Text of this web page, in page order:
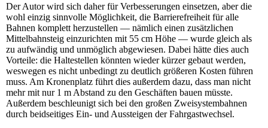
Der Autor wird sich daher für Verbesserungen einsetzen, aber die
wohl einzig sinnvolle Möglichkeit, die Barrierefreiheit für alle
Bahnen komplett herzustellen — nämlich einen zusätzlichen
Mittelbahnsteig einzurichten mit 55 cm Höhe — wurde gleich als
zu aufwändig und unmöglich abgewiesen. Dabei hätte dies auch
Vorteile: die Haltestellen könnten wieder kürzer gebaut werden,
weswegen es nicht unbedingt zu deutlich größeren Kosten führen
muss. Am Kronenplatz führt dies außerdem dazu, dass man nicht
mehr mit nur 1 m Abstand zu den Geschäften bauen müsste.
Außerdem beschleunigt sich bei den großen Zweisystembahnen
durch beidseitiges Ein- und Aussteigen der Fahrgastwechsel.